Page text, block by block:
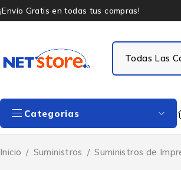
¡Envío Gratis en todas tus compras!
Categorias
Inicio / Suministros / Suministros de